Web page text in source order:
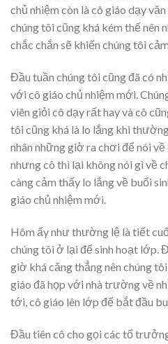
chủ nhiệm còn là cô giáo dạy
chúng tôi cũng khá kém thế nên
chắc chắn sẽ khiến chúng tôi
Đầu tuần chúng tôi cũng đã có
với cô giáo chủ nhiệm mới.
viên giỏi cô dạy rất hay và cô
tôi cũng khá là lo lắng khi
nhân những giờ ra chơi để nói
nhưng cô thì lại không nói gì về
càng cảm thấy lo lắng về buổi
giáo chủ nhiệm mới.
Hôm ấy như thường lệ là tiết
chúng tôi ở lại để sinh hoạt lớp.
giờ khá căng thẳng nên chúng
giáo đã họp với nhà trường về
tới, cô giáo lên lớp để bắt đầu
Đầu tiên cô cho gọi các tổ